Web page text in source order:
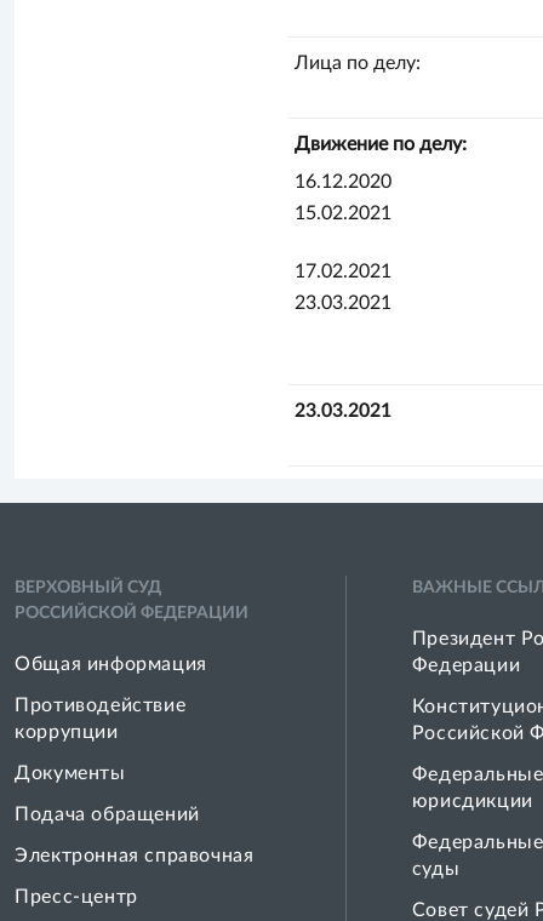
Лица по делу:
Движение по делу:
16.12.2020
15.02.2021
17.02.2021
23.03.2021
23.03.2021
ВЕРХОВНЫЙ СУД
РОССИЙСКОЙ ФЕДЕРАЦИИ
Общая информация
Противодействие
коррупции
Документы
Подача обращений
Электронная справочная
Пресс-центр
ВАЖНЫЕ
Президент
Федерации
Российской
юрисдикции
суды
Совет cудей